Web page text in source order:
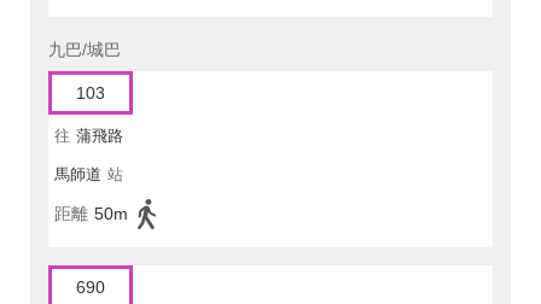
九巴/城巴
103
往 蒲飛路
馬師道 站
距離 50m
690